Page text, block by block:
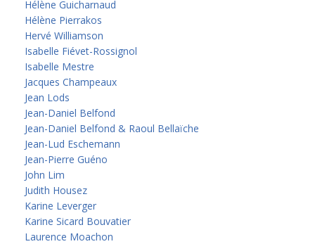
Hélène Guicharnaud
Hélène Pierrakos
Hervé Williamson
Isabelle Fiévet-Rossignol
Isabelle Mestre
Jacques Champeaux
Jean Lods
Jean-Daniel Belfond
Jean-Daniel Belfond & Raoul Bellaïche
Jean-Lud Eschemann
Jean-Pierre Guéno
John Lim
Judith Housez
Karine Leverger
Karine Sicard Bouvatier
Laurence Moachon